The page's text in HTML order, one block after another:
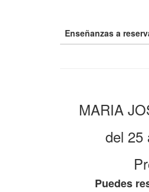
Enseñanzas a
MARIA
del 25
Puedes